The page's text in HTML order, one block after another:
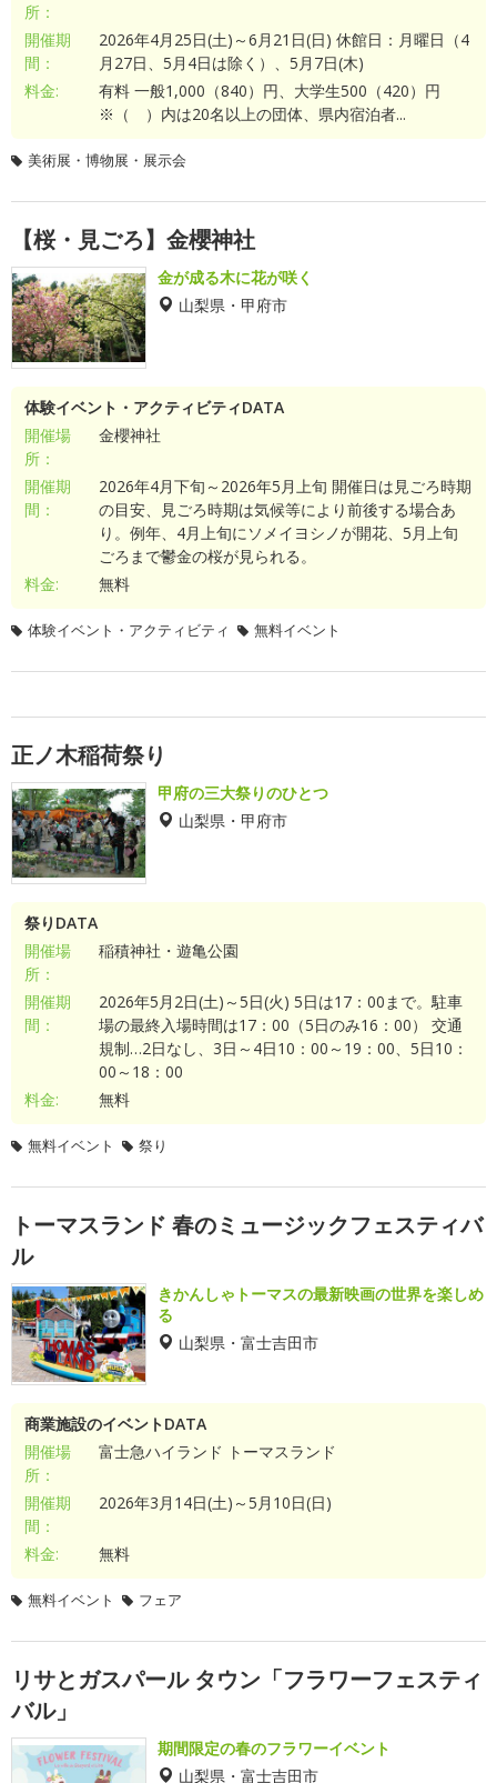
所：
開催期
間：
2026年4月25日(土)～6月21日(日) 休館日：月曜日（4
月27日、5月4日は除く）、5月7日(木)
料金:
有料 一般1,000（840）円、大学生500（420）円
※（ ）内は20名以上の団体、県内宿泊者...
美術展・博物展・展示会
【桜・見ごろ】金櫻神社
金が成る木に花が咲く
山梨県・甲府市
体験イベント・アクティビティDATA
開催場
所：
金櫻神社
開催期
間：
2026年4月下旬～2026年5月上旬 開催日は見ごろ時期
の目安、見ごろ時期は気候等により前後する場合あ
り。例年、4月上旬にソメイヨシノが開花、5月上旬
ごろまで鬱金の桜が見られる。
料金:
無料
体験イベント・アクティビティ 無料イベント
正ノ木稲荷祭り
甲府の三大祭りのひとつ
山梨県・甲府市
祭りDATA
開催場
所：
稲積神社・遊亀公園
開催期
間：
2026年5月2日(土)～5日(火) 5日は17：00まで。駐車
場の最終入場時間は17：00（5日のみ16：00） 交通
規制…2日なし、3日～4日10：00～19：00、5日10：
00～18：00
料金:
無料
無料イベント 祭り
トーマスランド 春のミュージックフェスティバ
ル
きかんしゃトーマスの最新映画の世界を楽しめ
る
山梨県・富士吉田市
商業施設のイベントDATA
開催場
所：
富士急ハイランド トーマスランド
開催期
間：
2026年3月14日(土)～5月10日(日)
料金: 無料
無料イベント フェア
リサとガスパール タウン「フラワーフェスティ
バル」
期間限定の春のフラワーイベント
山梨県・富士吉田市